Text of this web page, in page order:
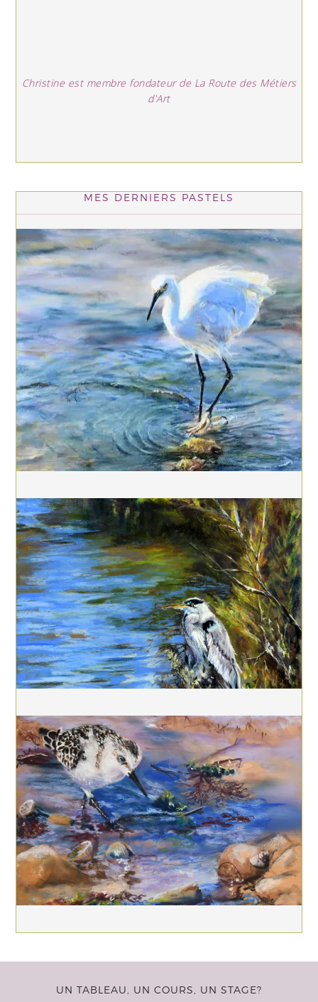
Christine est membre fondateur de La Route des Métiers
d'Art
MES DERNIERS PASTELS
UN TABLEAU, UN COURS, UN STAGE?